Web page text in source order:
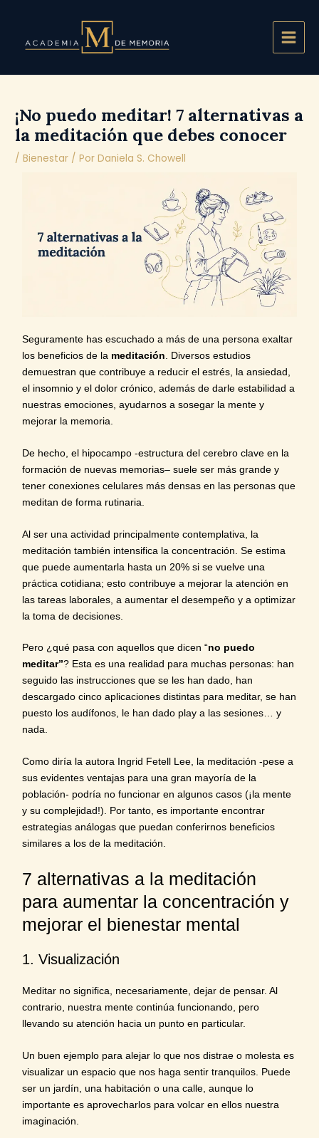
contenido
¡No puedo meditar! 7 alternativas a
la meditación que debes conocer
/Bienestar / PorDaniela S. Chowell
Seguramente has escuchado a más de una persona exaltar
los beneficios de la meditación . Diversos estudios
demuestran que contribuye a reducir elestrés, la ansiedad,
el insomnio y el dolor crónico, además de darle estabilidad a
nuestras emociones, ayudarnos a sosegar la mente y
mejorar la memoria
De hecho, el hipocampo -estructura del cerebro clave en la
formación de nuevas memorias–suele ser más grande y
tener conexiones celulares más densas en las personas que
meditan de forma rutinaria.
Al ser una actividad principalmente contemplativa, la
meditación también intensifica la concentración. Se estima
que puedeaumentarla hasta un 20% si se vuelve una
práctica cotidiana; esto contribuye a mejorar la atención en
las tareas laborales, a aumentar el desempeño y a optimizar
la toma de decisiones.
Pero ¿qué pasa con aquellos que dicen “no puedo
meditar”? Esta es una realidad para muchas personas: han
seguido las instrucciones que se les han dado, han
descargado cinco aplicaciones distintas para meditar, se han
puesto los audífonos, le han dado play a las sesiones… y
nada.
Como diría la autora Ingrid Fetell Lee, la meditación -pese a
sus evidentes ventajas para una gran mayoría de la
población- podría no funcionar en algunos casos (¡la mente
y su complejidad!). Por tanto, es importante encontrar
estrategias análogas que puedan conferirnos beneficios
similares a los de la meditación.
7 alternativas a la meditación
para aumentar la concentración y
mejorar el bienestar mental
1. Visualización
Meditar no significa, necesariamente, dejar de pensar. Al
contrario, nuestra mente continúa funcionando, pero
llevando su atención hacia un punto en particular.
Un buen ejemplo para alejar lo que nos distrae o molesta es
visualizar un espacio que nos haga sentir tranquilos. Puede
ser un jardín, una habitación o una calle, aunque lo
importante es aprovecharlos para volcar en ellos nuestra
imaginación.